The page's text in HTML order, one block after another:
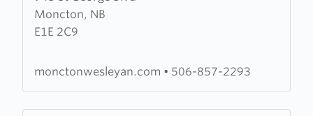
Moncton, NB
E1E 2C9
Moncton
Wesleyan
monctonwesleyan.com • 506-857-2293